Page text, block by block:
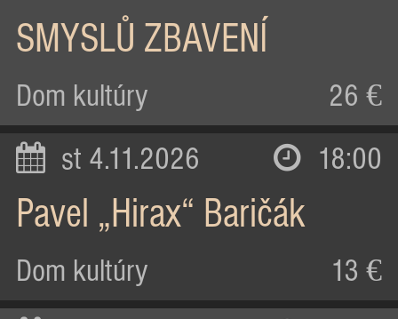
SMYSLŮ ZBAVENÍ
Dom kultúry 26 €
st 4.11.2026 18:00
Pavel „Hirax“ Baričák
Dom kultúry 13 €